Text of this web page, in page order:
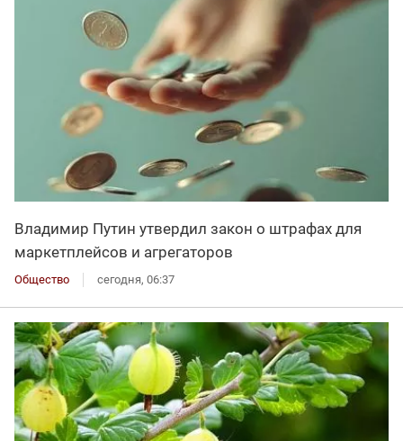
Владимир Путин утвердил закон о штрафах для
маркетплейсов и агрегаторов
Общество сегодня, 06:37